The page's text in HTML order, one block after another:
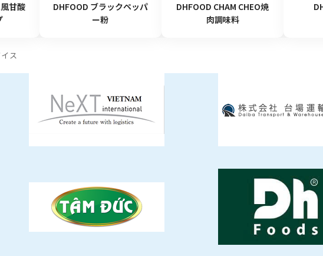
甘酸
DHFOOD ブラックペッパ
ー粉
DHFOOD CHAM CHEO焼
肉調味料
ス